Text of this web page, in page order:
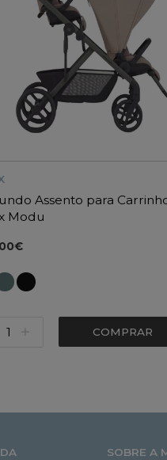
Assento para
Modu
COMPRAR
SOBRE A